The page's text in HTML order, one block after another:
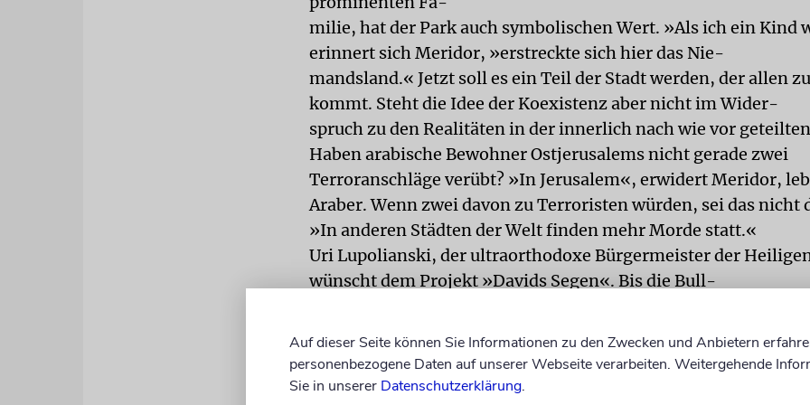
milie, hat der Park auch symbolischen Wert. »Als ich ein Kind
erinnert sich Meridor, »erstreckte sich hier das Nie-
mandsland.« Jetzt soll es ein Teil der Stadt werden, der allen
kommt. Steht die Idee der Koexistenz aber nicht im Wider-
spruch zu den Realitäten in der innerlich nach wie vor
Haben arabische Bewohner Ostjerusalems nicht gerade zwei
Terroranschläge verübt? »In Jerusalem«, erwidert Meridor,
Araber. Wenn zwei davon zu Terroristen würden, sei das nicht
»In anderen Städten der Welt finden mehr Morde statt.«
Uri Lupolianski, der ultraorthodoxe Bürgermeister der
wünscht dem Projekt »Davids Segen«. Bis die Bull-
diesem Abend wird schon mal im Beisein von Kolleks Witwe,
schlichte Tafel enthüllt: »Teddy-Park – Gedenken Teddy
Auf dieser Seite können Sie Informationen zu den Zwecken und Anbietern
personenbezogene Daten auf unserer Webseite verarbeiten. Weitergehende
Sie in unserer Datenschutzerklärung.